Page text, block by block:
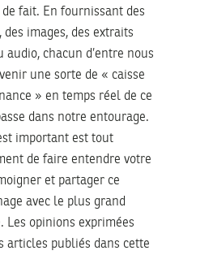
fait. En fournissant des
des images, des extraits
audio, chacun d’entre nous
une sorte de « caisse
» en temps réel de ce
dans notre entourage.
important est tout
de faire entendre votre
et partager ce
avec le plus grand
Les opinions exprimées
articles publiés dans cette